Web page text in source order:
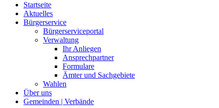
Startseite
Aktuelles
Bürgerservice
Bürgerserviceportal
Verwaltung
Ihr Anliegen
Ansprechpartner
Formulare
Ämter und Sachgebiete
Wahlen
Über uns
Gemeinden | Verbände